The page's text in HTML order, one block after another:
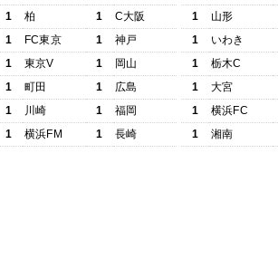
1
柏 1
C大阪
1
FC東京 1
神戸
1
東京V 1
岡山
1
町田 1
広島
1
川崎 1
福岡
1
横浜FM 1 長崎
1
山形
1
いわき
1
栃木C
1
大宮
1
横浜FC
1
湘南